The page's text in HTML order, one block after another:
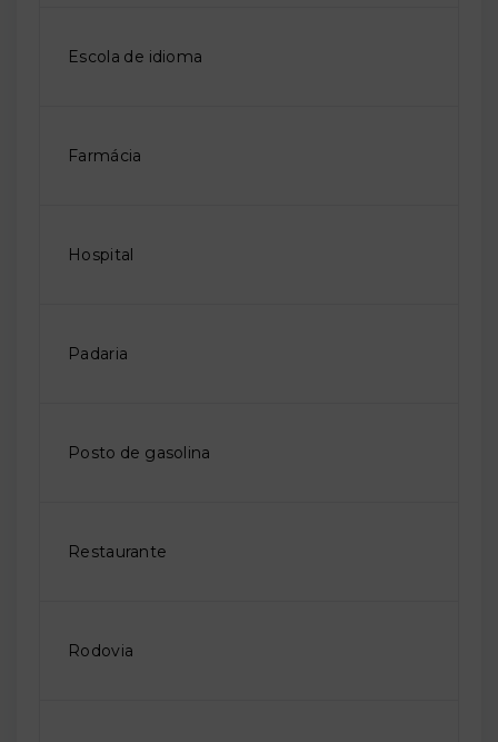
Escola de idioma
Farmácia
Hospital
Padaria
Posto de gasolina
Restaurante
Rodovia